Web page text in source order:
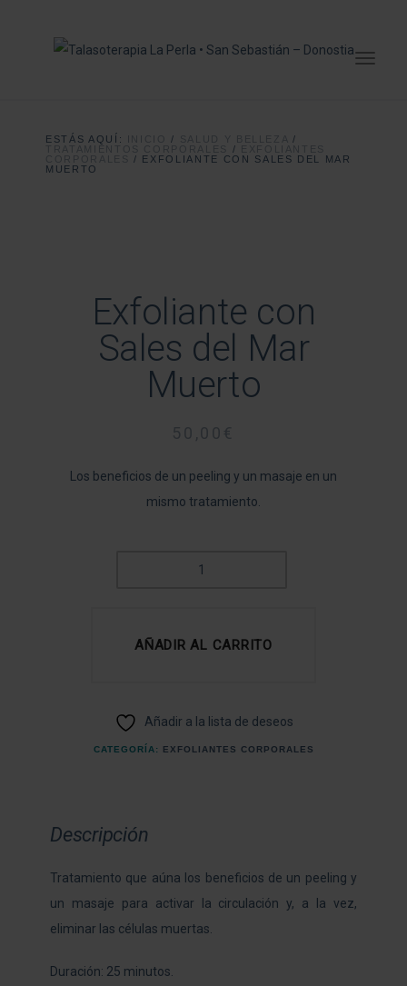
ESTÁS AQUÍ: INICIO / SALUD Y BELLEZA
/
TRATAMIENTOS CORPORALES
/
EXFOLIANTES
CORPORALES
/
EXFOLIANTE CON SALES DEL MAR
MUERTO
Exfoliante con
Sales del Mar
Muerto
50,00 €
Los beneficios de un peeling y un masaje en un
mismo tratamiento.
MAR
AÑADIR AL CARRITO
Añadir a la lista de deseos
CATEGORÍA: EXFOLIANTES CORPORALES
Descripción
Tratamiento que aúna los beneficios de un peeling y
un masaje para activar la circulación y, a la vez,
eliminar las células muertas.
Duración: 25 minutos.